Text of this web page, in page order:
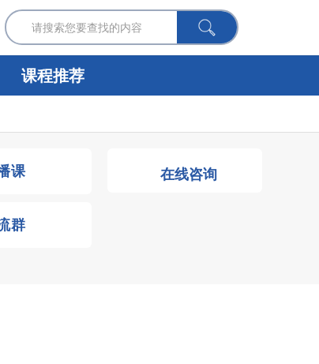
课程推荐
课
群
在线咨询